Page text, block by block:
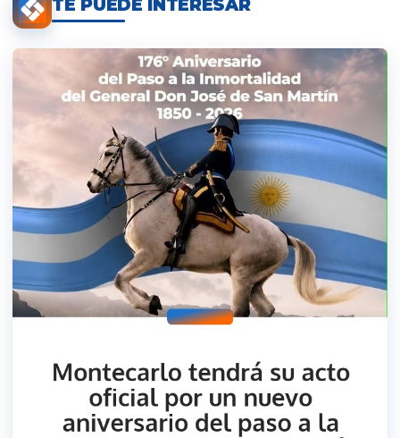
TE PUEDE INTERESAR